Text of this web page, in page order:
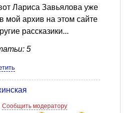
Лариса Завьялова уже
мой архив на этом сайте
рассказики...
5
Сообщить модератору